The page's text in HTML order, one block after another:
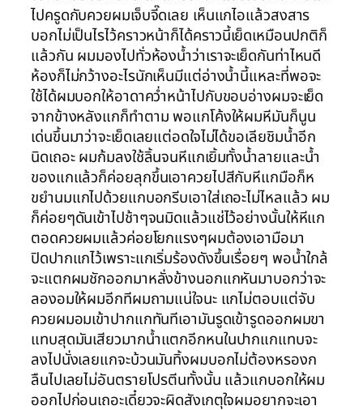
ไปครูดกับควยผมเจ็บจี๊ดเลย เห็นแกไอแล้วสงสาร
บอกไม่เป็นไรไว้คราวหน้าก็ได้คราวนี้เย็ดเหมือนปกติก็
แล้วกัน ผมมองไปทั่วห้องน้ำว่าเราจะเย็ดกันท่าไหนดี
ห้องก็ไม่กว้างอะไรนักเห็นมีแต่อ่างน้ำนี้แหละที่พอจะ
ใช้ได้ผมบอกให้อาดาคว่ำหน้าไปกับขอบอ่างผมจะเย็ด
จากข้างหลังแกก็ทำตาม พอแกโค้งให้ผมหีมันก็นูน
เด่นขึ้นมาว่าจะเย็ดเลยแต่อดใจไม่ได้ขอเลียชิมน้ำอีก
นิดเถอะ ผมก้มลงใช้ลิ้นจนหีแกเยิ้มทั้งน้ำลายและน้ำ
ของแกแล้วก็ค่อยลุกขึ้นเอาควยไปสีกับหีแกมือก็ห
ขยำนมแกไปด้วยแกบอกรีบเอาใส่เถอะไม่ไหลแล้ว ผม
ก็ค่อยๆดันเข้าไปช้าๆจนมิดแล้วแช่ไว้อย่างนั้นให้หีแก
ตอดควยผมแล้วค่อยโยกแรงๆผมต้องเอามือมา
ปิดปากแกไว้เพราะแกเริ่มร้องดังขึ้นเรื่อยๆ พอน้ำใกล้
จะแตกผมชักออกมาหลั่งข้างนอกแกหันมาบอกว่าจะ
ลองอมให้ผมอีกทีผมถามแน่ใจนะ แกไม่ตอบแต่จับ
ควยผมอมเข้าปากแกทันทีเอามันรูดเข้ารูดออกผมขา
แทบสุดมันเสียวมากน้ำแตกอีกหนในปากแกแทบจะ
ลงไปนั่งเลยแกจะบ้วนมันทิ้งผมบอกไม่ต้องหรองก
ลืนไปเลยไม่อันตรายโปรตีนทั้งนั้น แล้วแกบอกให้ผม
ออกไปก่อนเถอะเดี๋ยวจะผิดสังเกตุใจผมอยากจะเอา